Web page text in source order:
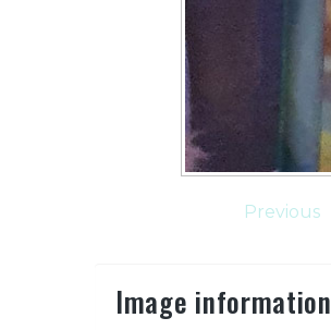
Previous
Image information